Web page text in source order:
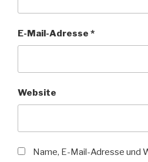
E-Mail-Adresse *
Website
Name, E-Mail-Adresse und